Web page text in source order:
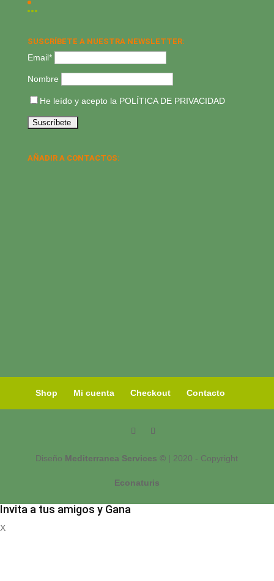
SUSCRÍBETE A NUESTRA NEWSLETTER:
Email*
Nombre
He leído y acepto la POLÍTICA DE PRIVACIDAD
AÑADIR A CONTACTOS:
Shop Mi cuenta Checkout Contacto
Diseño Mediterranea Services © | 2020 - Copyright
Econaturis
Invita a tus amigos y Gana
X